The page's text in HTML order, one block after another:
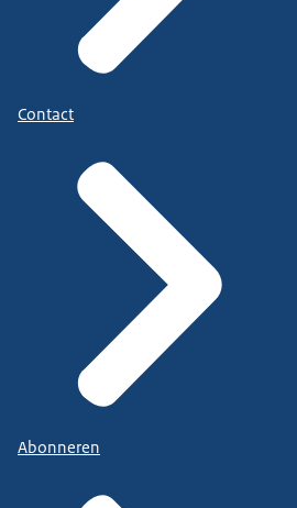
Contact
Abonneren